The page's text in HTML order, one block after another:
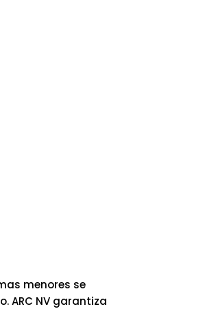
menores se
ARC NV garantiza